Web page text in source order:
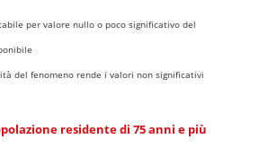
per valore nullo o poco significativo del
del fenomeno rende i valori non significativi
residente di 75 anni e più